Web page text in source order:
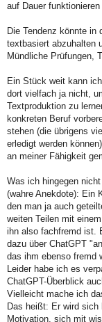
auf Dauer funktionieren
Die Tendenz könnte in
textbasiert abzuhalten
Mündliche Prüfungen,
Ein Stück weit kann
dort vielfach ja nicht,
Textproduktion zu
konkreten Beruf
stehen (die übrigens
erledigt werden
an meiner Fähigkeit
Was ich hingegen
(wahre Anekdote): Ein
den man ja auch
weiten Teilen mit
ihn also fachfremd ist.
dazu über ChatGPT
das ihm ebenso fremd
Leider habe ich es
ChatGPT-Überblick
Vielleicht mache ich
Das heißt: Er wird
Motivation, sich mit